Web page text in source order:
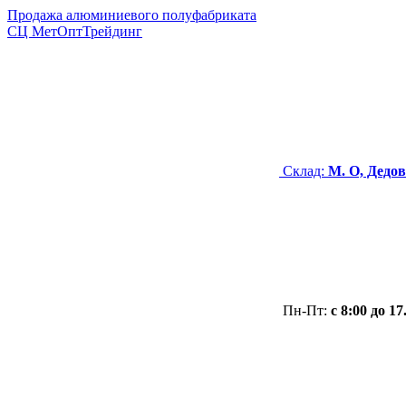
Продажа алюминиевого полуфабриката
СЦ МетОптТрейдинг
Склад: М. О,
Пн-Пт: с 8:00 до